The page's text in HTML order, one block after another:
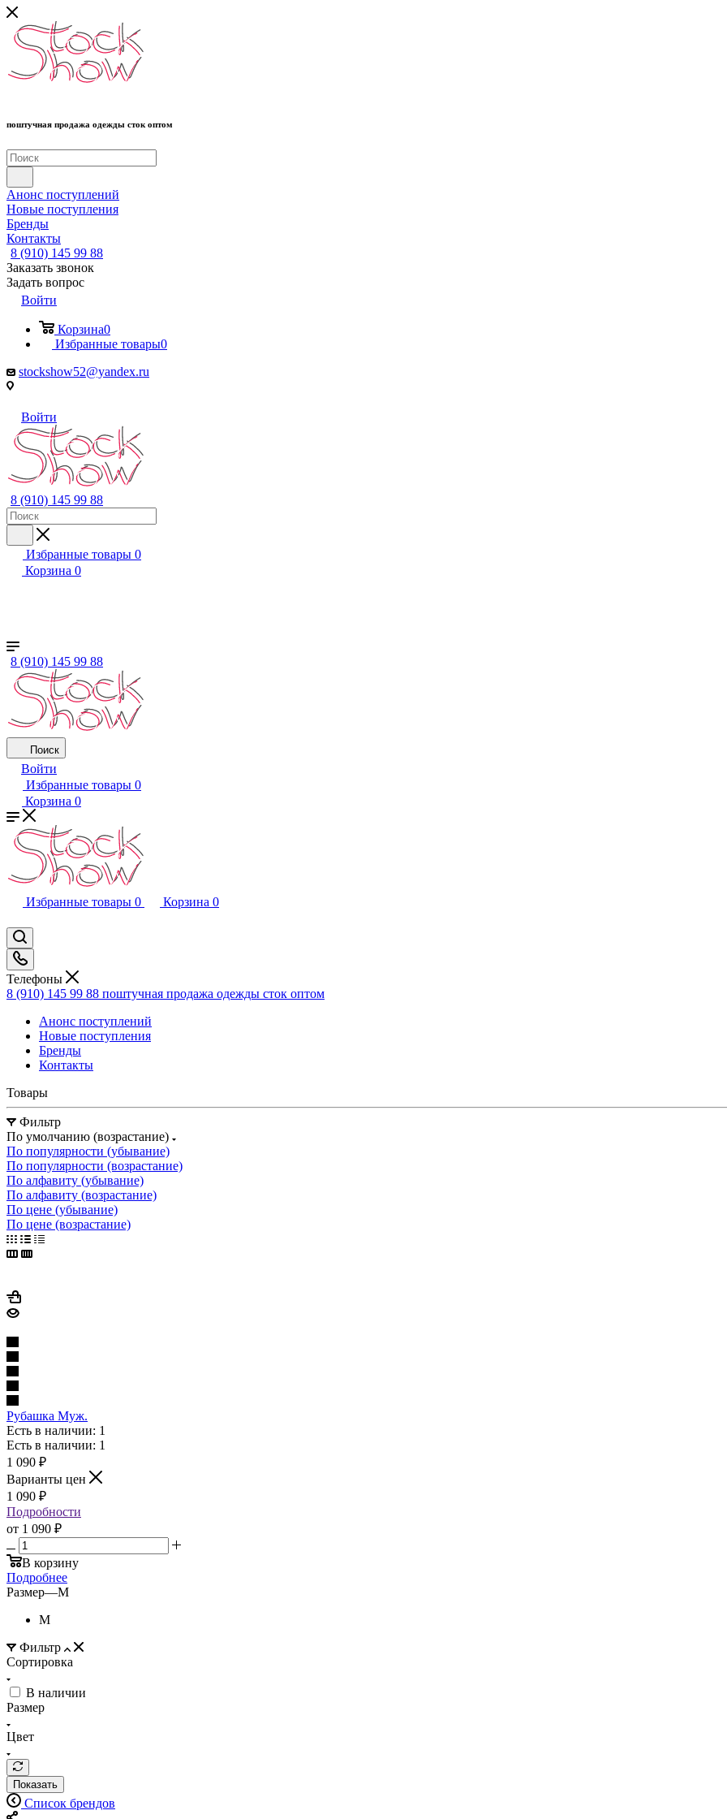
поштучная продажа одежды сток оптом
Анонс поступлений
Новые поступления
Бренды
Контакты
8 (910) 145 99 88
Заказать звонок
Задать вопрос
Войти
Корзина0
Избранные товары0
stockshow52@yandex.ru
Войти
8 (910) 145 99 88
Избранные товары 0
Корзина 0
8 (910) 145 99 88
Поиск
Войти
Избранные товары 0
Корзина 0
Избранные товары 0 Корзина 0
Телефоны
8 (910) 145 99 88 поштучная продажа одежды сток оптом
Анонс поступлений
Новые поступления
Бренды
Контакты
Товары
Фильтр
По умолчанию (возрастание)
По популярности (убывание)
По популярности (возрастание)
По алфавиту (убывание)
По алфавиту (возрастание)
По цене (убывание)
По цене (возрастание)
Рубашка Муж.
Есть в наличии: 1
Есть в наличии: 1
1 090 ₽
Варианты цен
1 090 ₽
Подробности
от 1 090 ₽
В корзину
Подробнее
Размер—M
M
Фильтр
Сортировка
В наличии
Размер
Цвет
Показать
Список брендов